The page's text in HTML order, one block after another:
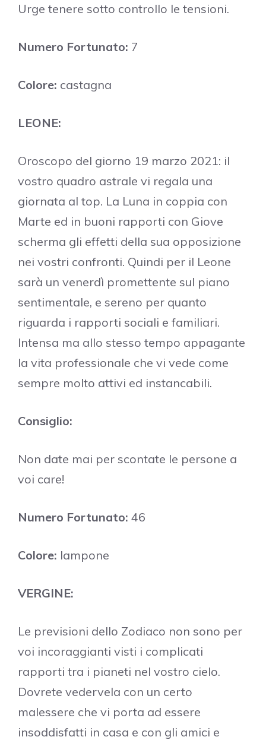
Urge tenere sotto controllo le tensioni.
Numero Fortunato: 7
Colore: castagna
LEONE:
Oroscopo del giorno 19 marzo 2021: il
vostro quadro astrale vi regala una
giornata al top. La Luna in coppia con
Marte ed in buoni rapporti con Giove
scherma gli effetti della sua opposizione
nei vostri confronti. Quindi per il Leone
sarà un venerdì promettente sul piano
sentimentale, e sereno per quanto
riguarda i rapporti sociali e familiari.
Intensa ma allo stesso tempo appagante
la vita professionale che vi vede come
sempre molto attivi ed instancabili.
Consiglio:
Non date mai per scontate le persone a
voi care!
Numero Fortunato: 46
Colore: lampone
VERGINE:
Le previsioni dello Zodiaco non sono per
voi incoraggianti visti i complicati
rapporti tra i pianeti nel vostro cielo.
Dovrete vedervela con un certo
malessere che vi porta ad essere
insoddisfatti in casa e con gli amici e